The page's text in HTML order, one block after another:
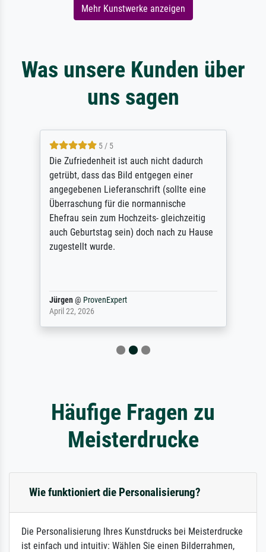
Mehr Kunstwerke anzeigen
Was unsere Kunden über
uns sagen
5 / 5
Die Zufriedenheit ist auch nicht dadurch
getrübt, dass das Bild entgegen einer
angegebenen Lieferanschrift (sollte eine
Überraschung für die normannische
Ehefrau sein zum Hochzeits- gleichzeitig
auch Geburtstag sein) doch nach zu Hause
zugestellt wurde.
Jürgen@ ProvenExpert
April 22, 2026
Häufige Fragen zu
Meisterdrucke
Wie funktioniert die Personalisierung?
Die Personalisierung Ihres Kunstdrucks bei Meisterdrucke
ist einfach und intuitiv: Wählen Sie einen Bilderrahmen,